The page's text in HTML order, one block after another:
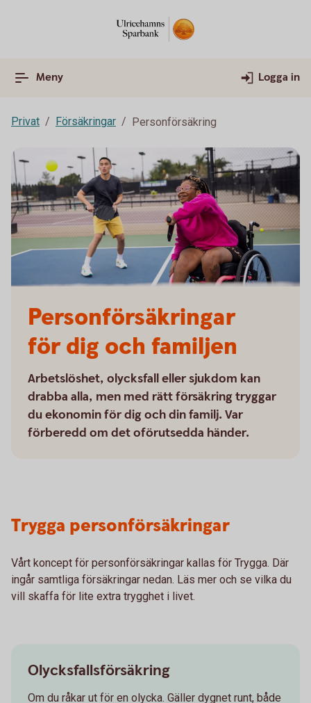
Meny Logga in
Privat Försäkringar Personförsäkring
Personförsäkringar
för dig och familjen
Arbetslöshet, olycksfall eller sjukdom kan
drabba alla, men med rätt försäkring tryggar
du ekonomin för dig och din familj. Var
förberedd om det oförutsedda händer.
Trygga personförsäkringar
Vårt koncept för personförsäkringar kallas för Trygga. Där
ingår samtliga försäkringar nedan. Läs mer och se vilka du
vill skaffa för lite extra trygghet i livet.
Olycksfallsförsäkring
Om du råkar ut för en olycka. Gäller dygnet runt, både